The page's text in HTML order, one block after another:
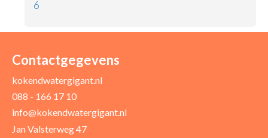
6
Contactgegevens
kokendwatergigant.nl
088 - 166 17 10
info@kokendwatergigant.nl
Jan Valsterweg 47